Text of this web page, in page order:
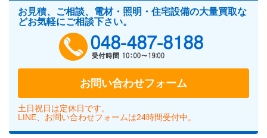
お見積、ご相談、電材・照明・住宅設備の大量買取な
どお気軽にご相談下さい。
お問い合わせフォーム
土日祝日は定休日です。
LINE、お問い合わせフォームは24時間受付中。